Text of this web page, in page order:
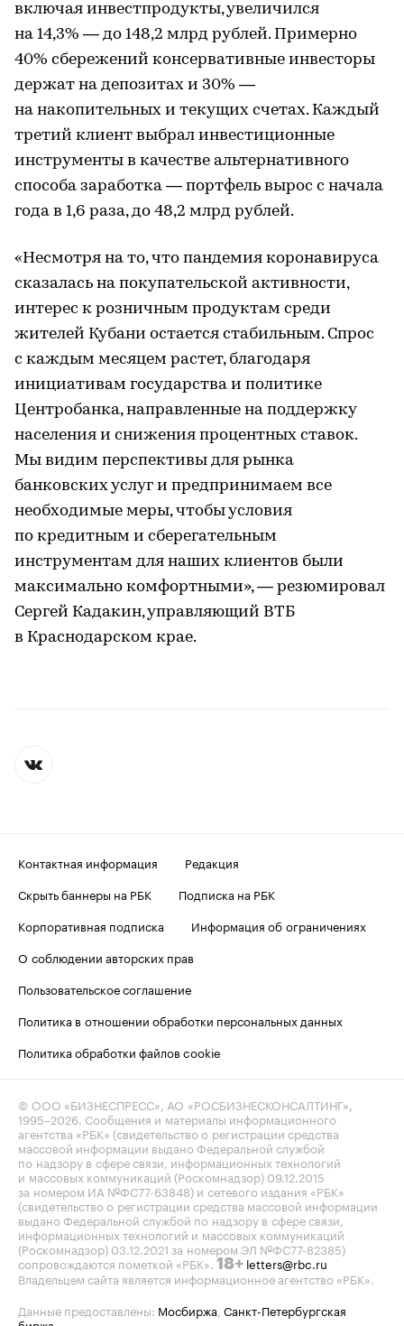
включая инвестпродукты, увеличился
на 14,3% — до 148,2 млрд рублей. Примерно
40% сбережений консервативные инвесторы
держат на депозитах и 30% —
на накопительных и текущих счетах. Каждый
третий клиент выбрал инвестиционные
инструменты в качестве альтернативного
способа заработка — портфель вырос с начала
года в 1,6 раза, до 48,2 млрд рублей.
«Несмотря на то, что пандемия коронавируса
сказалась на покупательской активности,
интерес к розничным продуктам среди
жителей Кубани остается стабильным. Спрос
с каждым месяцем растет, благодаря
инициативам государства и политике
Центробанка, направленные на поддержку
населения и снижения процентных ставок.
Мы видим перспективы для рынка
банковских услуг и предпринимаем все
необходимые меры, чтобы условия
по кредитным и сберегательным
инструментам для наших клиентов были
максимально комфортными», — резюмировал
Сергей Кадакин, управляющий ВТБ
в Краснодарском крае.
Контактная информация
Редакция
Скрыть баннеры на РБК
Подписка на РБК
Корпоративная подписка
Информация об ограничениях
О соблюдении авторских прав
Пользовательское соглашение
Политика в отношении обработки персональных данных
Политика обработки файлов cookie
© ООО «БИЗНЕСПРЕСС», АО «РОСБИЗНЕСКОНСАЛТИНГ»,
1995–2026. Сообщения и материалы информационного
агентства «РБК» (свидетельство о регистрации средства
массовой информации выдано Федеральной службой
по надзору в сфере связи, информационных технологий
и массовых коммуникаций (Роскомнадзор) 09.12.2015
за номером ИА №ФС77-63848) и сетевого издания «РБК»
(свидетельство о регистрации средства массовой информации
выдано Федеральной службой по надзору в сфере связи,
информационных технологий и массовых коммуникаций
(Роскомнадзор) 03.12.2021 за номером ЭЛ №ФС77-82385)
сопровождаются пометкой «РБК». 18+ letters@rbc.ru
Владельцем сайта является информационное агентство «РБК».
Данные предоставлены: Мосбиржа, Санкт-Петербургская